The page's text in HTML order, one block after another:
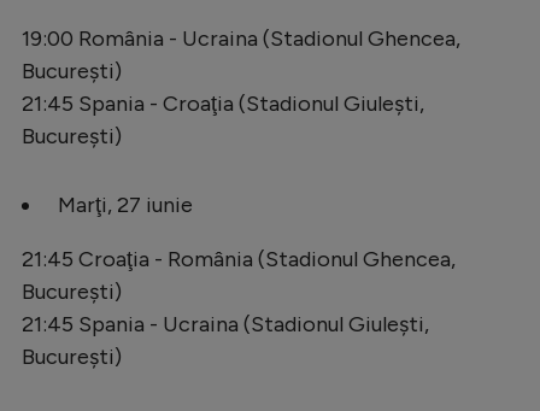
19:00 România - Ucraina (Stadionul Ghencea,
Bucureşti)
21:45 Spania - Croaţia (Stadionul Giuleşti,
Bucureşti)
Marţi, 27 iunie
21:45 Croaţia - România (Stadionul Ghencea,
Bucureşti)
21:45 Spania - Ucraina (Stadionul Giuleşti,
Bucureşti)